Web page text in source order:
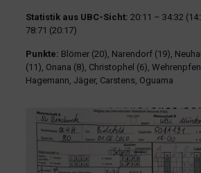
Statistik aus UBC-Sicht: 20:11 – 34:32
78:71 (20:17)
Punkte: Blömer (20), Narendorf (19),
(11), Onana (8), Christophel (6),
Hagemann, Jäger, Carstens, Oguama